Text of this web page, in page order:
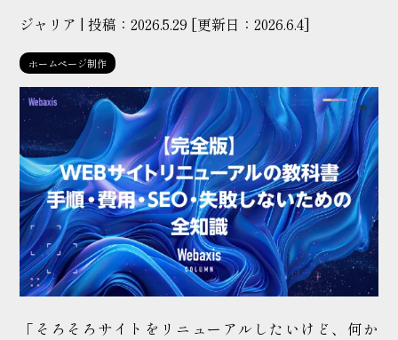
WEbaxis
ブログ一覧
WEB制作の
ご相談はこちら
ジャリア | 投稿：2026.5.29 [更新日：2026.6.4]
ホームページ制作
「そろそろサイトをリニューアルしたいけど、何か